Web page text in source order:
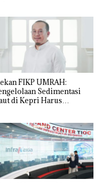
FIKP UMRAH:
Sedimentasi
di Kepri Harus
Konservasi